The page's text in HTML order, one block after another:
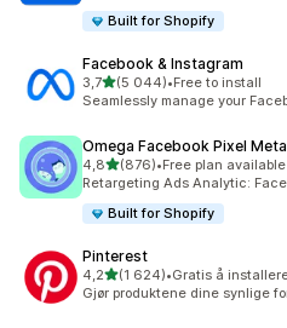
Built for Shopify
Facebook & Instagram
3,7av 5 stjerner
(5 044)
Totalt 5044 omtaler
•Free to install
Seamlessly manage your
Omega Facebook Pixel
4,8av 5 stjerner
(876)
Totalt 876 omtaler
•Free plan available
Retargeting Ads Analytic:
Built for Shopify
Pinterest
4,2av 5 stjerner
(1 624)
Totalt 1624 omtaler
•Gratis å
Gjør produktene dine synlige